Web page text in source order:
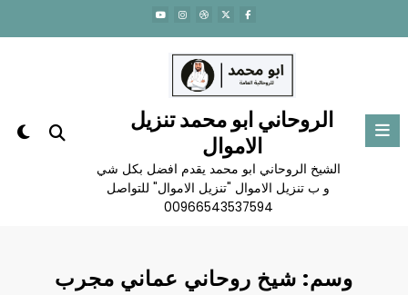
المحتوى
الروحاني ابو محمد تنزيل
الاموال
الشيخ الروحاني ابو محمد يقدم افضل بكل شي
و ب تنزيل الاموال "تنزيل الاموال" للتواصل
00966543537594
وسم: شيخ روحاني عماني مجرب